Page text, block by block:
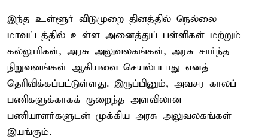
இந்த உள்ளூர் விடுமுறை தினத்தில் நெல்லை
மாவட்டத்தில் உள்ள அனைத்துப் பள்ளிகள் மற்றும்
கல்லூரிகள், அரசு அலுவலகங்கள், அரசு சார்ந்த
நிறுவனங்கள் ஆகியவை செயல்படாது எனத்
தெரிவிக்கப்பட்டுள்ளது. இருப்பினும், அவசர காலப்
பணிகளுக்காகக் குறைந்த அளவிலான
பணியாளர்களுடன் முக்கிய அரசு அலுவலகங்கள்
இயங்கும்.